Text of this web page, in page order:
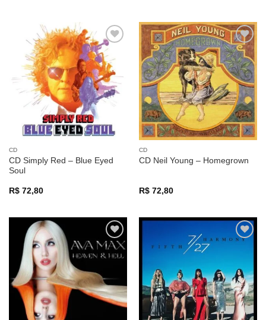
Adicionar
a lista de
desejos
CD
CD Simply Red – Blue Eyed
Soul
R$72,80
Adicionar
a lista de
desejos
CD
CD Neil Young – Homegrown
R$72,80
Adicionar
a lista de